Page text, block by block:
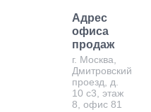
Адрес
офиса
продаж
г. Москва,
Дмитровский
проезд, д.
10 с3, этаж
8, офис 81